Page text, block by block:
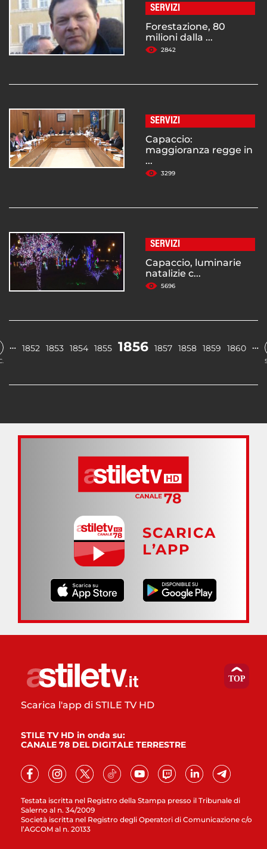
SERVIZI
Forestazione, 80
milioni dalla ...
2842
SERVIZI
Capaccio:
maggioranza regge in
...
3299
SERVIZI
Capaccio, luminarie
natalizie c...
5696
… 1852 1853 1854 1855 1856 1857 1858 1859 1860 …
SCARICA
L’APP
Testata iscritta nel Registro della Stampa presso il Tribunale di
Salerno al n. 34/2009
Società iscritta nel Registro degli Operatori di Comunicazione c/o
l’AGCOM al n. 20133
Scarica l'app di STILE TV HD
STILE TV HD in onda su:
CANALE 78 DEL DIGITALE TERRESTRE